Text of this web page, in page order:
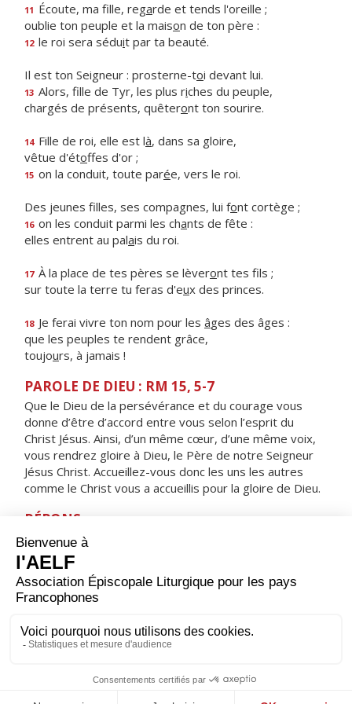
11 Écoute, ma fille, regarde et tends l'oreille ;
oublie ton peuple et la maison de ton père :
12 le roi sera séduit par ta beauté.
Il est ton Seigneur : prosterne-toi devant lui.
13 Alors, fille de Tyr, les plus riches du peuple,
chargés de présents, quêteront ton sourire.
14 Fille de roi, elle est là, dans sa gloire,
vêtue d'étoffes d'or ;
15 on la conduit, toute parée, vers le roi.
Des jeunes filles, ses compagnes, lui font cortège ;
16 on les conduit parmi les chants de fête :
elles entrent au palais du roi.
17 À la place de tes pères se lèveront tes fils ;
sur toute la terre tu feras d'eux des princes.
18 Je ferai vivre ton nom pour les âges des âges :
que les peuples te rendent grâce,
toujours, à jamais !
PAROLE DE DIEU : RM 15, 5-7
Que le Dieu de la persévérance et du courage vous
donne d’être d’accord entre vous selon l’esprit du
Christ Jésus. Ainsi, d’un même cœur, d’une même voix,
vous rendrez gloire à Dieu, le Père de notre Seigneur
Jésus Christ. Accueillez-vous donc les uns les autres
comme le Christ vous a accueillis pour la gloire de Dieu.
RÉPONS
V/ Le Seigneur aime son peuple,
il donne aux humbles l’éclat de la victoire.
ORAISON
Seigneur, foyer brûlant de charité, accorde-nous une
que tout et d’aimer nos frères à cause de toi. Par Jésus,